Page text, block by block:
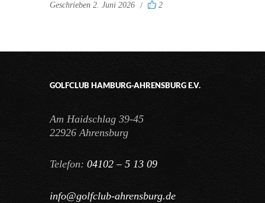
Geschrieben 2. Juni 2026 2
GOLFCLUB HAMBURG-AHRENSBURG E.V.
Am Haidschlag 39-45
22926 Ahrensburg
Telefon: 04102 – 5 13 09
info@golfclub-ahrensburg.de